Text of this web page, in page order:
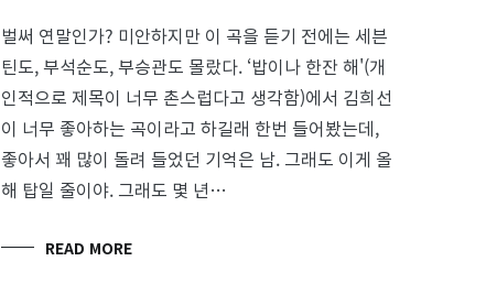
벌써 연말인가? 미안하지만 이 곡을 듣기 전에는 세븐
틴도, 부석순도, 부승관도 몰랐다. ‘밥이나 한잔 해'(개
인적으로 제목이 너무 촌스럽다고 생각함)에서 김희선
이 너무 좋아하는 곡이라고 하길래 한번 들어봤는데,
좋아서 꽤 많이 돌려 들었던 기억은 남. 그래도 이게 올
해 탑일 줄이야. 그래도 몇 년…
READ MORE